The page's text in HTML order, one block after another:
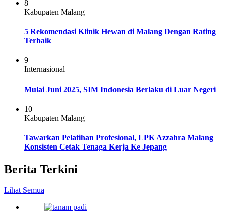
8
Kabupaten Malang
5 Rekomendasi Klinik Hewan di Malang Dengan Rating
Terbaik
9
Internasional
Mulai Juni 2025, SIM Indonesia Berlaku di Luar Negeri
10
Kabupaten Malang
Tawarkan Pelatihan Profesional, LPK Azzahra Malang
Konsisten Cetak Tenaga Kerja Ke Jepang
Berita Terkini
Lihat Semua